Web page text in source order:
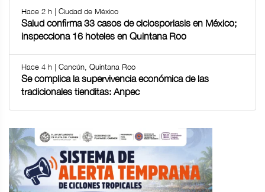
Hace 2 h | Ciudad de México
Salud confirma 33 casos de ciclosporiasis en México;
inspecciona 16 hoteles en Quintana Roo
Hace 4 h | Cancún, Quintana Roo
Se complica la supervivencia económica de las
tradicionales tienditas: Anpec